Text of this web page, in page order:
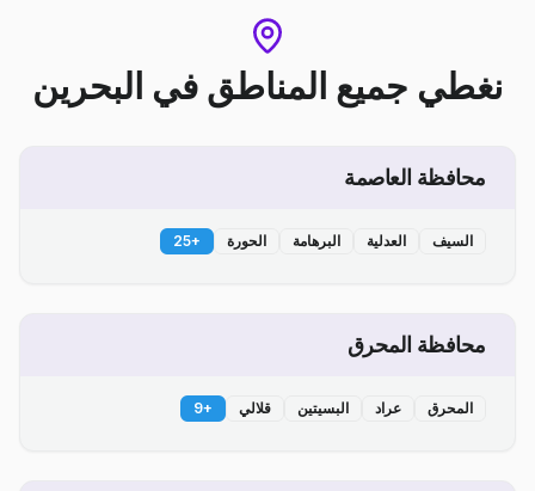
نغطي جميع المناطق في البحرين
محافظة العاصمة
السيف العدلية البرهامة الحورة +
25
محافظة المحرق
المحرق عراد البسيتين قلالي +
9